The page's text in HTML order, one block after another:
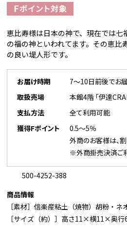
恵比寿様は日本の神で、現在では
の福の神といわれてます。その恵比
の良い堤人形です。
お届け時期
7～10日前後でお
取扱売場
本館4階 「伊達
支払方法
全て利用可能
獲得Fポイント
0.5～5％
外商のお客様は、
※外商掛売決済ご
500-4252-388
商品情報
［素材］信楽産粘土（焼物）胡粉・ネ
［サイズ（約）］高さ11×横11×奥行